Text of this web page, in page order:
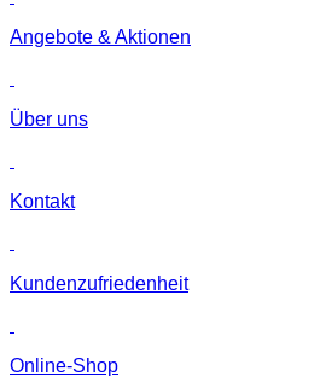
Angebote & Aktionen
Über uns
Kontakt
Kunden­zufriedenheit
Online-Shop